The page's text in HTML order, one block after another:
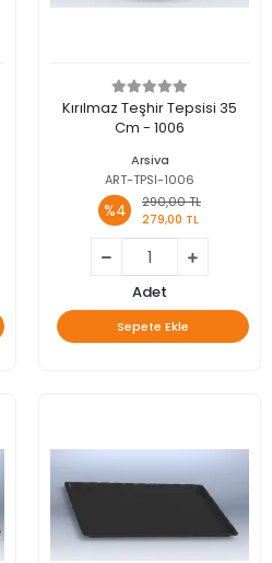
Kırılmaz Teşhir Tepsisi 35
Cm - 1006
Arsiva
ART-TPSI-1006
%4
290,00 TL
279,00 TL
Adet
Sepete Ekle